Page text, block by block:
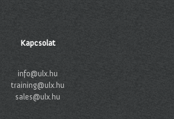
Kapcsolat
info@ulx.hu
training@ulx.hu
sales@ulx.hu